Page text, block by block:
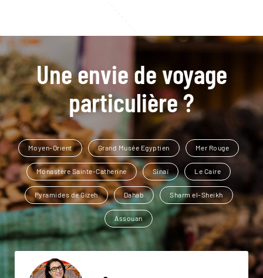
Une envie de voyage
particulière ?
Moyen-Orient Grand Musée Egyptien Mer Rouge
Monastère Sainte-Catherine Sinaï Le Caire
Pyramides de Gizeh Dahab Sharm el-Sheikh
Assouan